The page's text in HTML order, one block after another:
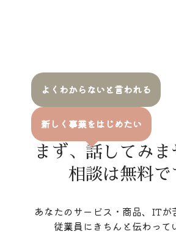
よくわからないと言われる
新しく事業をはじめたい
まず、話してみま
相談は無料で
あなたのサービス・商品、ITが
従業員にきちんと伝わって